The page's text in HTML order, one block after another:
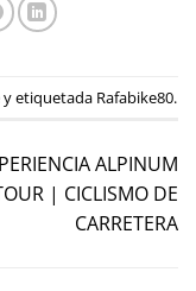
y etiquetada Rafabike80.
ALPINUM
| CICLISMO DE
CARRETERA